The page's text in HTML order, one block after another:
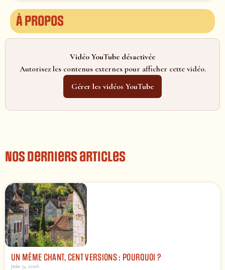
À propos
Vidéo YouTube désactivée
Autorisez les contenus externes pour afficher cette vidéo.
Gérer les vidéos YouTube
Nos derniers articles
UN MÊME CHANT, CENT VERSIONS : POURQUOI ?
juin 9, 2026